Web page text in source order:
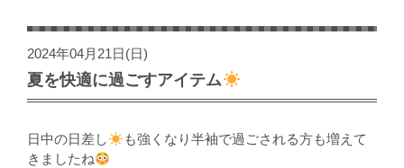
2024年04月21日(日)
夏を快適に過ごすアイテム
日中の日差し
も強くなり半袖で過ごされる方も増えて
きましたね